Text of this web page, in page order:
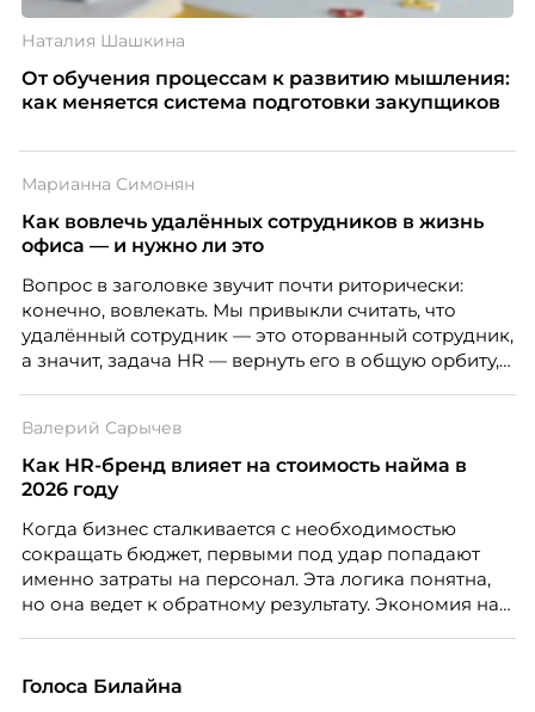
Наталия Шашкина
От обучения процессам к развитию мышления:
как меняется система подготовки закупщиков
Марианна Симонян
Как вовлечь удалённых сотрудников в жизнь
офиса — и нужно ли это
Вопрос в заголовке звучит почти риторически:
конечно, вовлекать. Мы привыкли считать, что
удалённый сотрудник — это оторванный сотрудник,
а значит, задача HR — вернуть его в общую орбиту,
вовлечения, стоит остановиться на неудобном
факте: данные говорят ровно обратное тому, что
подсказывает интуиция. Автор свежего выпуска
People Analytics, приглашённый лектор НИУ ВШЭ и
МИФИ, автор книги «Дао женской карьеры».
Валерий Сарычев
Как HR-бренд влияет на стоимость найма в
2026 году
Когда бизнес сталкивается с необходимостью
сокращать бюджет, первыми под удар попадают
именно затраты на персонал. Эта логика понятна,
но она ведет к обратному результату. Экономия на
значит – сокращает доходы бизнеса.
Голоса Билайна